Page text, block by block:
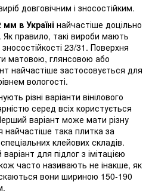
довговічним і зносостійким.
мм в Україні найчастіше доцільно
правило, такі вироби мають
23/31. Поверхня
матовою, глянсовою або
найчастіше застосовується для
вологості.
різні варіанти вінілового
серед всіх користується
варіант може мати різну
найчастіше така плитка за
клейових складів.
для підлог з імітацією
часто називають не інакше, як
вони шириною 150-190